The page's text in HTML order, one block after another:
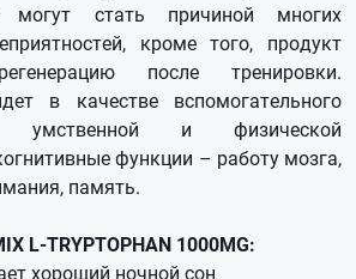
могут стать причиной многих
кроме того, продукт
после тренировки.
в качестве вспомогательного
умственной и физической
функции – работу мозга,
память.
L-TRYPTOPHAN 1000MG:
хороший ночной сон